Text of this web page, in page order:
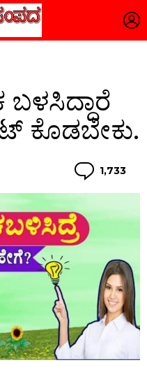
ಬಳಸಿದ್ದಾರೆ
ಕೊಡಬೇಕು.
1,733